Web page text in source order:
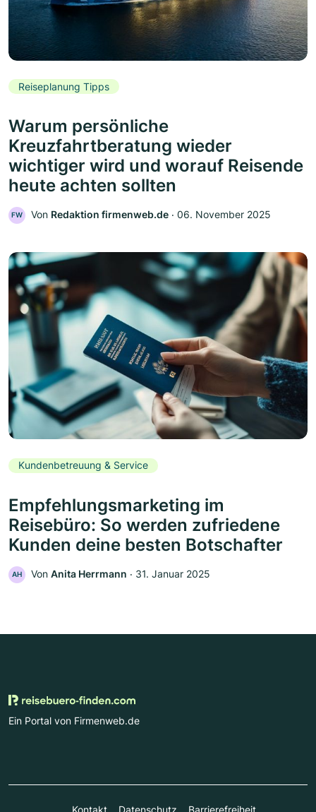
Reiseplanung Tipps
Warum persönliche
Kreuzfahrtberatung wieder
wichtiger wird und worauf Reisende
heute achten sollten
FW Von Redaktion firmenweb.de ‧ 06. November 2025
Kundenbetreuung & Service
Empfehlungsmarketing im
Reisebüro: So werden zufriedene
Kunden deine besten Botschafter
AH Von Anita Herrmann ‧ 31. Januar 2025
Ein Portal von Firmenweb.de
Kontakt Datenschutz Barrierefreiheit